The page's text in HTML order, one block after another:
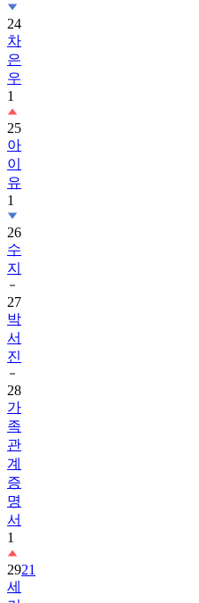
24
차
은
우
1
25
아
이
유
1
26
수
지
27
박
서
진
28
가
족
관
계
증
명
서
1
2921
세